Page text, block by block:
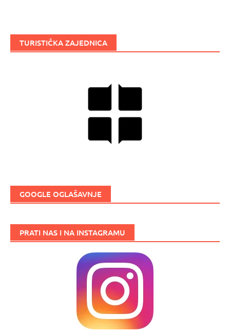
TURISTIČKA ZAJEDNICA
GOOGLE OGLAŠAVNJE
PRATI NAS I NA INSTAGRAMU